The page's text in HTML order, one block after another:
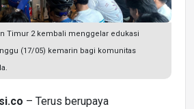
Timur 2 kembali menggelar edukasi
(17/05) kemarin bagi komunitas
– Terus berupaya